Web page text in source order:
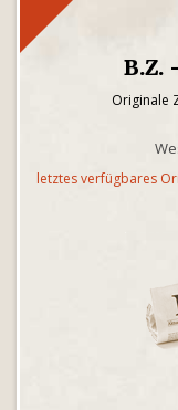
B.Z.
Originale
letztes verfügbares